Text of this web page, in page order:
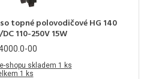
topné polovodičové HG 140
110-250V 15W
00
shopu skladem 1 ks
1 ks